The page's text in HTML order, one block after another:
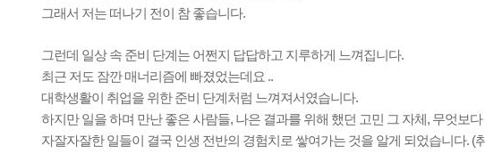
그래서 저는 떠나기 전이 참 좋습니다.
그런데 일상 속 준비 단계는 어쩐지 답답하고 지루하게 느껴집니다.
최근 저도 잠깐 매너리즘에 빠졌었는데요 ..
대학생활이 취업을 위한 준비 단계처럼 느껴져서였습니다.
하지만 일을 하며 만난 좋은 사람들, 나은 결과를 위해 했던 고민 그 자체, 무엇보
자잘자잘한 일들이 결국 인생 전반의 경험치로 쌓여가는 것을 알게 되었습니다. (